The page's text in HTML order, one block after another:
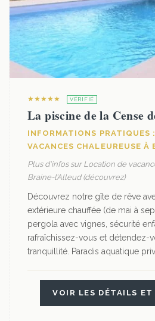
★★★★★ VÉRIFIÉ
La piscine de la Cense
INFORMATIONS PRATIQUES
VACANCES CHALEUREUSE À
Plus d'infos sur Location de
Braine-l’Alleud (découvrez)
Découvrez notre gîte de rêve
extérieure chauffée (de mai à
pergola avec vignes, sécurité
rafraîchissez-vous et détendez-
tranquillité. Paradis aquatique
VOIR LES DÉTAILS